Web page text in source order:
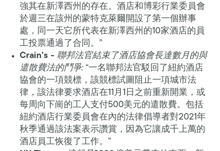
強其在新澤西州的存在。酒店和博彩行業委員會
於週三在該州的蒙特克萊爾開設了第一個辦事
處，同一天它所代表在新澤西州的10家酒店的員
工投票通過了合同。”
Crain's - 聯邦法官結束了酒店協會長達數月的與
遣散費法的鬥爭: “一名聯邦法官駁回了紐約酒店
協會的一項競標，該競標試圖阻止一項城市法
律，該法律要求酒店在11月1日之前重新開業，或
每周向下崗的工人支付500美元的遣散費。包括
紐約酒店行業委員會在內的法律倡導者對2021年
秋季通過該法案表示讚賞，因為它讓成千上萬的
酒店員工恢復了工作。”